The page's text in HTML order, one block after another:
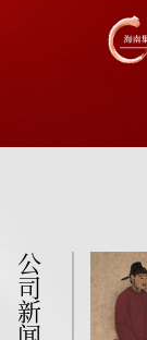
公司新闻